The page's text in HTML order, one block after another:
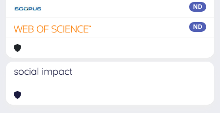
ND
ND
social impact